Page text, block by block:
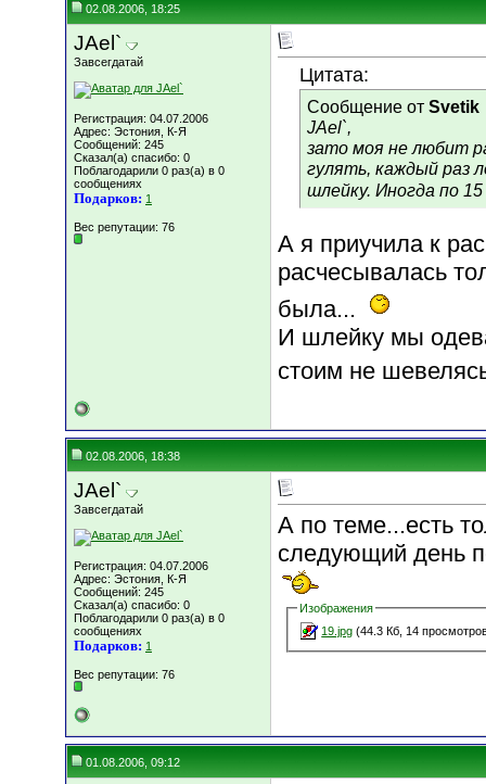
02.08.2006, 18:25
JAel`
Завсегдатай
Регистрация: 04.07.2006
Адрес: Эстония, К-Я
Сообщений: 245
Сказал(а) спасибо: 0
Поблагодарили 0 раз(а) в 0
сообщениях
Подарков: 1
Вес репутации: 76
Цитата:
Сообщение от Svetik
JAel`,
зато моя не любит
гулять, каждый раз
шлейку. Иногда по
А я приучила к
расчесывалась
была...
И шлейку мы
стоим не
02.08.2006, 18:38
JAel`
Завсегдатай
Регистрация: 04.07.2006
Адрес: Эстония, К-Я
Сообщений: 245
Сказал(а) спасибо: 0
Поблагодарили 0 раз(а) в 0
сообщениях
Подарков: 1
Вес репутации: 76
А по теме...есть
следующий день
Изображения
19.jpg (44.3 Кб, 14
01.08.2006, 09:12